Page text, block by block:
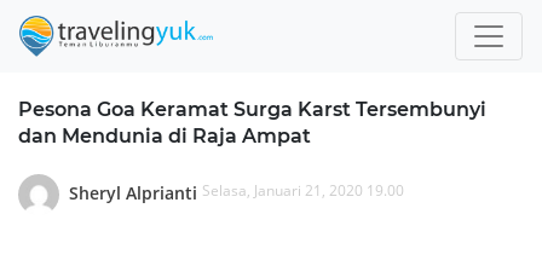
Pesona Goa Keramat Surga Karst Tersembunyi
dan Mendunia di Raja Ampat
Sheryl Alprianti Selasa, Januari 21, 2020 19.00